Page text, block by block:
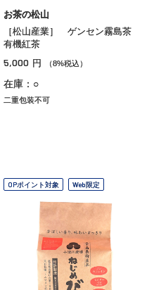
お茶の松山
［松山産業］ ゲンセン霧島茶
有機紅茶
5,000 円 （8%税込）
在庫：○
二重包装不可
OPポイント対象 Web限定